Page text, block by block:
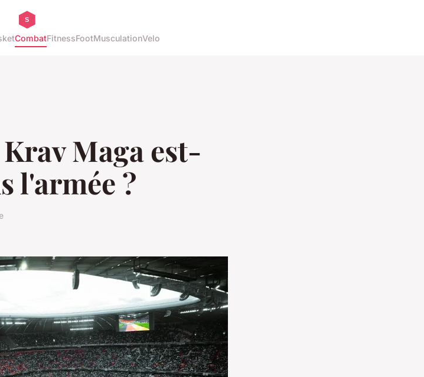
CombatFitnessFootMusculationVelo
Maga est-
l'armée ?